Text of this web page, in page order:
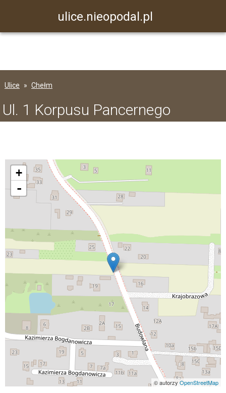
ulice.nieopodal.pl
Ulice Chełm
Ul. 1 Korpusu Pancernego
+
-
© autorzyOpenStreetMap